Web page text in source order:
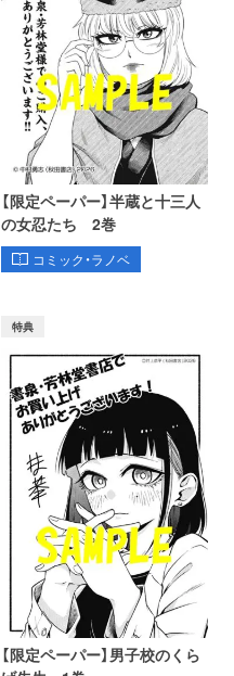
【限定ペーパー】半蔵と十三人
の女忍たち 2巻
コミック・ラノベ
特典
【限定ペーパー】男子校のくら